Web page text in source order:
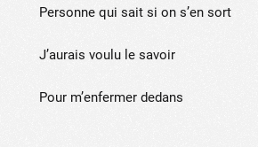
Personne qui sait si on s’en sort
J’aurais voulu le savoir
Pour m’enfermer dedans